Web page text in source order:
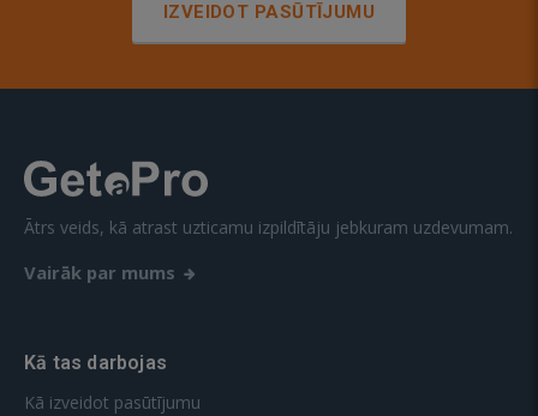
IZVEIDOT PASŪTĪJUMU
Ātrs veids, kā atrast uzticamu izpildītāju jebkuram uzdevumam.
Vairāk par mums
Kā tas darbojas
Kā izveidot pasūtījumu